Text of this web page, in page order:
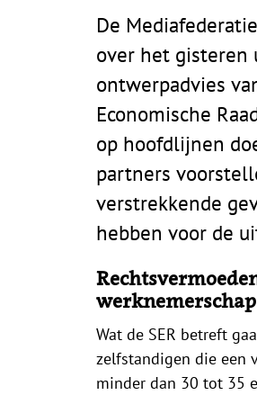
De
over het gisteren
ontwerpadvies
Economische
op hoofdlijnen
partners
verstrekkende
hebben voor de
werknemerschap
Wat de SER betreft
zelfstandigen die een
minder dan 30 tot 35